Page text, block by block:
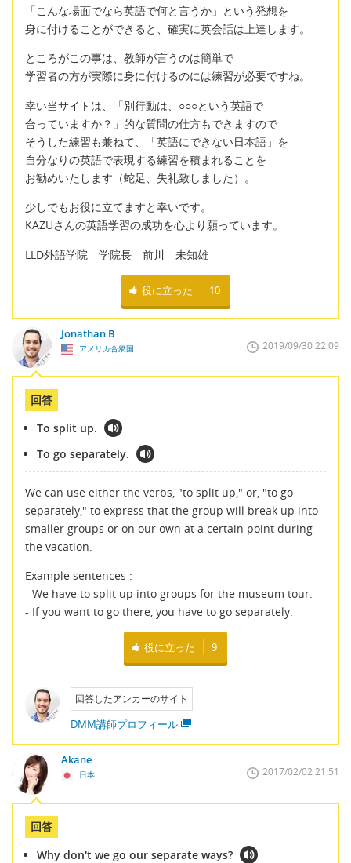
「こんな場面でなら英語で何と言うか」という発想を
身に付けることができると、確実に英会話は上達します。
ところがこの事は、教師が言うのは簡単で
学習者の方が実際に身に付けるのには練習が必要ですね。
幸い当サイトは、「別行動は、○○○という英語で
合っていますか？」的な質問の仕方もできますので
そうした練習も兼ねて、「英語にできない日本語」を
自分なりの英語で表現する練習を積まれることを
お勧めいたします（蛇足、失礼致しました）。
少しでもお役に立てますと幸いです。
KAZUさんの英語学習の成功を心より願っています。
LLD外語学院 学院長 前川 未知雄
役に立った 10
Jonathan B
アメリカ合衆国 2019/09/30 22:09
回答
To split up.
To go separately.
We can use either the verbs, "to split up," or, "to go
separately," to express that the group will break up into
smaller groups or on our own at a certain point during
the vacation.
Example sentences :
- We have to split up into groups for the museum tour.
- If you want to go there, you have to go separately.
役に立った 9
回答したアンカーのサイト
DMM講師プロフィール
Akane
日本 2017/02/02 21:51
回答
Why don't we go our separate ways?